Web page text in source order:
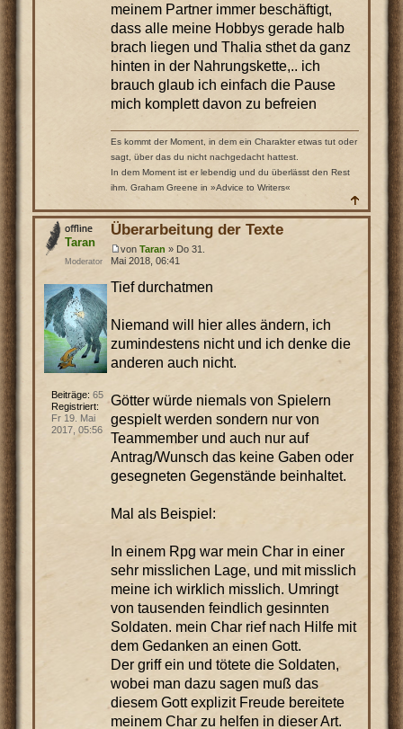
meinem Partner immer beschäftigt,
dass alle meine Hobbys gerade halb
brach liegen und Thalia sthet da ganz
hinten in der Nahrungskette,.. ich
brauch glaub ich einfach die Pause
mich komplett davon zu befreien
Es kommt der Moment, in dem ein Charakter etwas tut oder
sagt, über das du nicht nachgedacht hattest.
In dem Moment ist er lebendig und du überlässt den Rest
ihm. Graham Greene in »Advice to Writers«
Überarbeitung der Texte
von Taran » Do 31.
Mai 2018, 06:41
Tief durchatmen
Niemand will hier alles ändern, ich
zumindestens nicht und ich denke die
anderen auch nicht.
Götter würde niemals von Spielern
gespielt werden sondern nur von
Teammember und auch nur auf
Antrag/Wunsch das keine Gaben oder
gesegneten Gegenstände beinhaltet.
Mal als Beispiel:
In einem Rpg war mein Char in einer
sehr misslichen Lage, und mit misslich
meine ich wirklich misslich. Umringt
von tausenden feindlich gesinnten
Soldaten. mein Char rief nach Hilfe mit
dem Gedanken an einen Gott.
Der griff ein und tötete die Soldaten,
wobei man dazu sagen muß das
diesem Gott explizit Freude bereitete
meinem Char zu helfen in dieser Art.
Taran
Moderator
Beiträge: 65
Registriert:
Fr 19. Mai
2017, 05:56